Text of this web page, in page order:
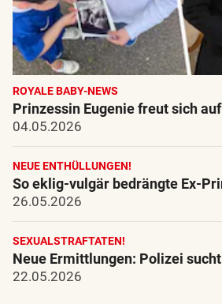
ROYALE BABY-NEWS
Prinzessin Eugenie freut sich
04.05.2026
NEUE ENTHÜLLUNGEN!
So eklig-vulgär bedrängte Ex-
26.05.2026
SEXUALSTRAFTATEN!
Neue Ermittlungen: Polizei
22.05.2026